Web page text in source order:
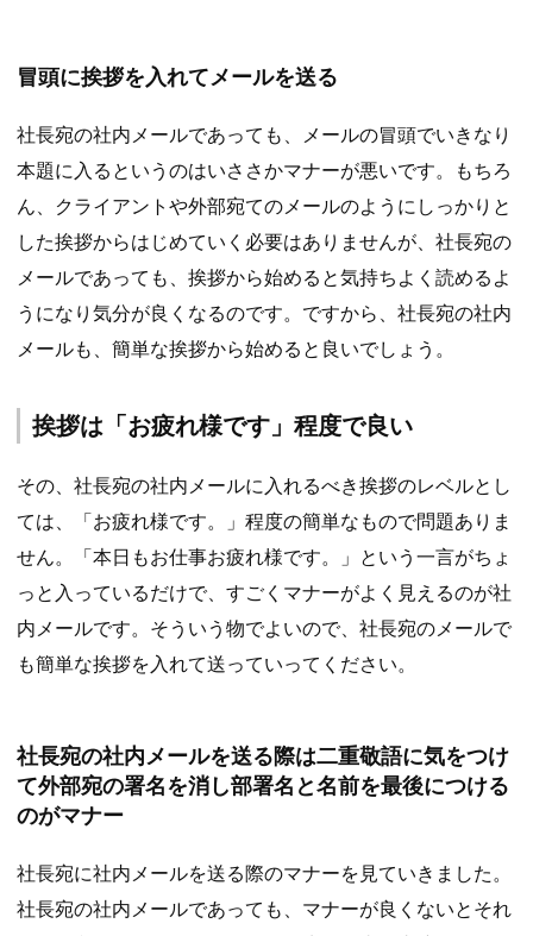
冒頭に挨拶を入れてメールを送る
社長宛の社内メールであっても、メールの冒頭でいきなり
本題に入るというのはいささかマナーが悪いです。もちろ
ん、クライアントや外部宛てのメールのようにしっかりと
した挨拶からはじめていく必要はありませんが、社長宛の
メールであっても、挨拶から始めると気持ちよく読めるよ
うになり気分が良くなるのです。ですから、社長宛の社内
メールも、簡単な挨拶から始めると良いでしょう。
挨拶は「お疲れ様です」程度で良い
その、社長宛の社内メールに入れるべき挨拶のレベルとし
ては、「お疲れ様です。」程度の簡単なもので問題ありま
せん。「本日もお仕事お疲れ様です。」という一言がちょ
っと入っているだけで、すごくマナーがよく見えるのが社
内メールです。そういう物でよいので、社長宛のメールで
も簡単な挨拶を入れて送っていってください。
社長宛の社内メールを送る際は二重敬語に気をつけ
て外部宛の署名を消し部署名と名前を最後につける
のがマナー
社長宛に社内メールを送る際のマナーを見ていきました。
社長宛の社内メールであっても、マナーが良くないとそれ